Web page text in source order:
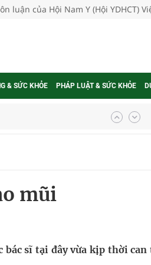
luận của Hội Nam Y (Hội YDHCT)
& SỨC KHỎE PHÁP LUẬT & SỨC KHỎE
(Panax Spp.): Tổng
mũi
bác sĩ tại đây vừa kịp thời